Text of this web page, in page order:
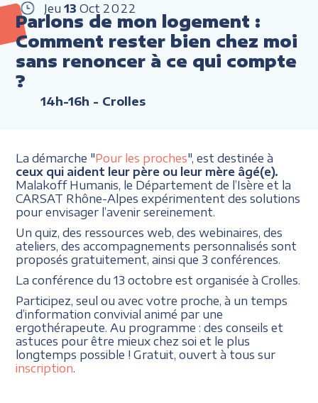
Jeu 13 Oct 2022
Parlons de mon logement :
Comment rester bien chez moi
sans renoncer à ce qui compte
?
14h-16h - Crolles
La démarche "Pour les proches", est destinée à
ceux qui aident leur père ou leur mère âgé(e).
Malakoff Humanis, le Département de l’Isère et la
CARSAT Rhône-Alpes expérimentent des solutions
pour envisager l’avenir sereinement.
Un quiz, des ressources web, des webinaires, des
ateliers, des accompagnements personnalisés sont
proposés gratuitement, ainsi que 3 conférences.
La conférence du 13 octobre est organisée à Crolles.
Participez, seul ou avec votre proche, à un temps
d’information convivial animé par une
ergothérapeute. Au programme : des conseils et
astuces pour être mieux chez soi et le plus
longtemps possible ! Gratuit, ouvert à tous sur
inscription